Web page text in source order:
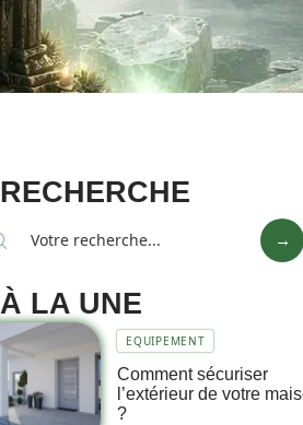
RECHERCHE
À LA UNE
EQUIPEMENT
Comment sécuriser
l’extérieur de votre
?